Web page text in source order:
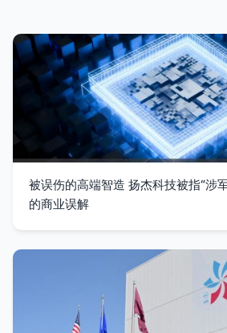
被误伤的高端智造 扬杰科技被指“涉
的商业误解